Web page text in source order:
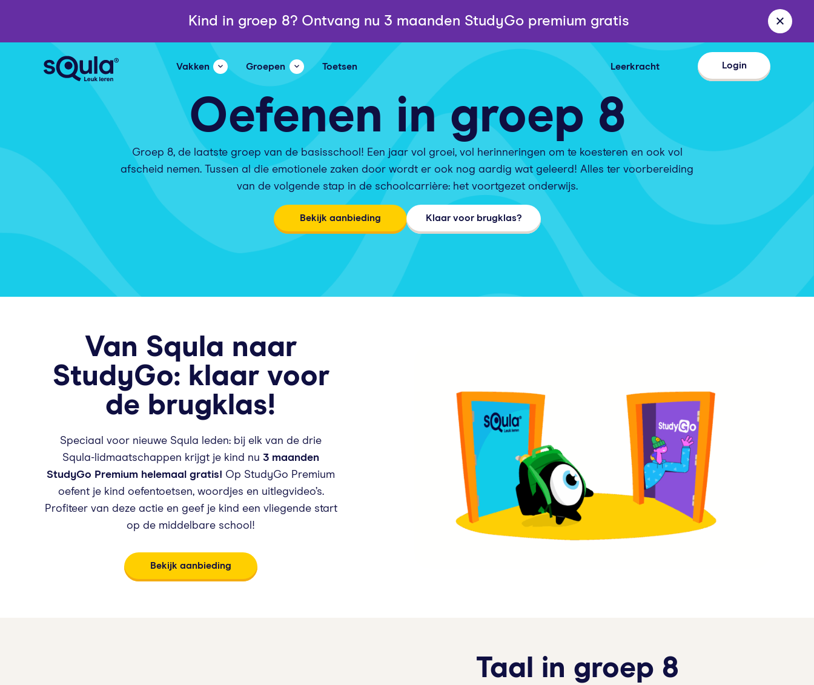
Kind in groep 8? Ontvang nu 3 maanden StudyGo premium gratis
Vakken Groepen Toetsen Leerkracht Login
Oefenen in groep 8
Groep 8, de laatste groep van de basisschool! Een jaar vol groei, vol herinneringen om te koesteren en ook vol
afscheid nemen. Tussen al die emotionele zaken door wordt er ook nog aardig wat geleerd! Alles ter voorbereiding
van de volgende stap in de schoolcarrière: het voortgezet onderwijs.
Bekijk aanbieding Klaar voor brugklas?
Van Squla naar
StudyGo: klaar voor
de brugklas!
Speciaal voor nieuwe Squla leden: bij elk van de drie
Squla-lidmaatschappen krijgt je kind nu3 maanden
StudyGo Premium helemaal gratis! Op StudyGo Premium
oefent je kind oefentoetsen, woordjes en uitlegvideo’s.
Profiteer van deze actie en geef je kind een vliegende start
op de middelbare school!
Bekijk aanbieding
Taal in groep 8